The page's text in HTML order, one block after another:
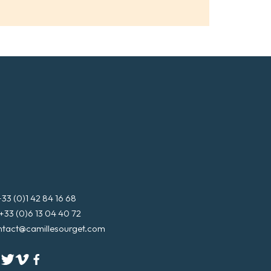
(0)1 42 84 16 68
(0)6 13 04 40 72